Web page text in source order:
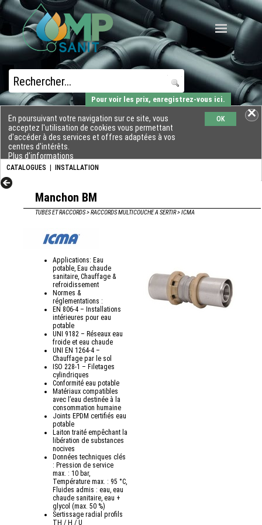
CATALOGUES INSTALLATION
En poursuivant votre navigation sur ce site, vous
acceptez l'utilisation de cookies vous permettant
d'accéder à des services et offres adaptées à vos
centres d'intérêts.
Plus d'informations
OK
Pour voir les prix, enregistrez-vous ici.